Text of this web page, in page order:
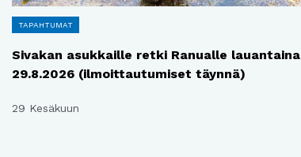
TAPAHTUMAT
Sivakan asukkaille retki Ranualle lauantaina
29.8.2026 (ilmoittautumiset täynnä)
29 Kesäkuun